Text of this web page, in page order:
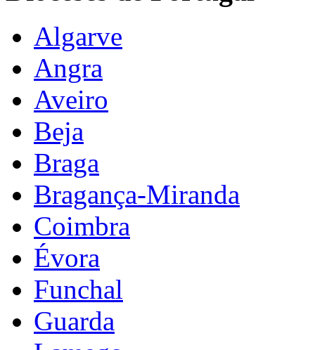
Algarve
Angra
Aveiro
Beja
Braga
Bragança-Miranda
Coimbra
Évora
Funchal
Guarda